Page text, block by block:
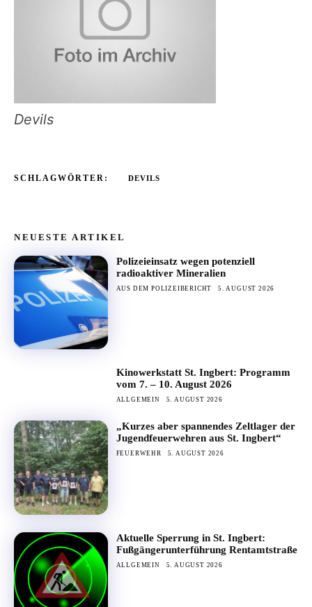
Devils
SCHLAGWÖRTER: DEVILS
NEUESTE ARTIKEL
Polizeieinsatz wegen potenziell
radioaktiver Mineralien
AUS DEM POLIZEIBERICHT 5. AUGUST 2026
Kinowerkstatt St. Ingbert: Programm
vom 7. – 10. August 2026
ALLGEMEIN 5. AUGUST 2026
„Kurzes aber spannendes Zeltlager der
Jugendfeuerwehren aus St. Ingbert“
FEUERWEHR 5. AUGUST 2026
Aktuelle Sperrung in St. Ingbert:
Fußgängerunterführung Rentamtstraße
ALLGEMEIN 5. AUGUST 2026